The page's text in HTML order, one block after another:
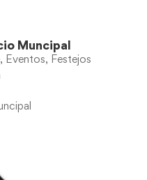
Muncipal
, Eventos, Festejos